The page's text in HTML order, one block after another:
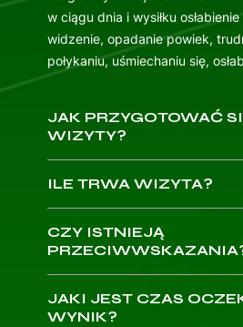
w ciągu dnia i wysiłku
widzenie, opadanie powiek,
połykaniu, uśmiechaniu się,
JAK PRZYGOTOWAĆ
WIZYTY?
Na pierwszą wizytę przyjedź
aby wypełnić wymaganą
Jeżeli wizyta jest pokrywana
ubezpieczyciela, weź ze sobą
poprzednich wizyt, istotne
takie jak posiadane choroby,
ILE TRWA WIZYTA?
przedłuża - w zależności od
pogłębić diagnostykę, czego
przed rozpoczęciem badania.
CZY ISTNIEJĄ
Rozrusznik serca (należy
Infekcje skóry w miejscu
JAKI JEST CZAS
WYNIK?